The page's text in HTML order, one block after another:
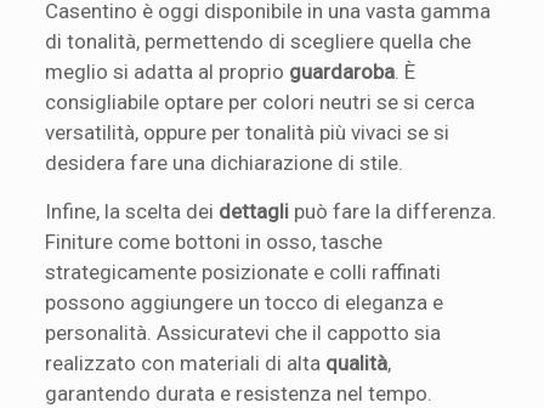
Casentino è oggi disponibile in una vasta gamma
di tonalità, permettendo di scegliere quella che
meglio si adatta al proprio guardaroba. È
consigliabile optare per colori neutri se si cerca
versatilità, oppure per tonalità più vivaci se si
desidera fare una dichiarazione di stile.
Infine, la scelta dei dettagli può fare la differenza.
Finiture come bottoni in osso, tasche
strategicamente posizionate e colli raffinati
possono aggiungere un tocco di eleganza e
personalità. Assicuratevi che il cappotto sia
realizzato con materiali di alta qualità,
garantendo durata e resistenza nel tempo.